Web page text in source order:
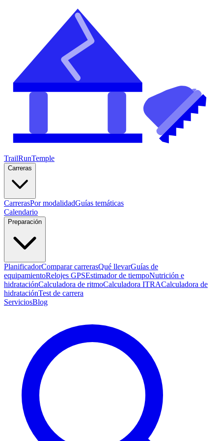
TrailRunTemple
Carreras
CarrerasPor modalidadGuías temáticas
Calendario
Preparación
PlanificadorComparar carrerasQué llevarGuías de
equipamientoRelojes GPSEstimador de tiempoNutrición e
hidrataciónCalculadora de ritmoCalculadora ITRACalculadora de
hidrataciónTest de carrera
ServiciosBlog